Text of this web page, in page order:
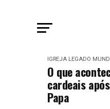
IGREJA LEGADO
O que
cardeais
Papa